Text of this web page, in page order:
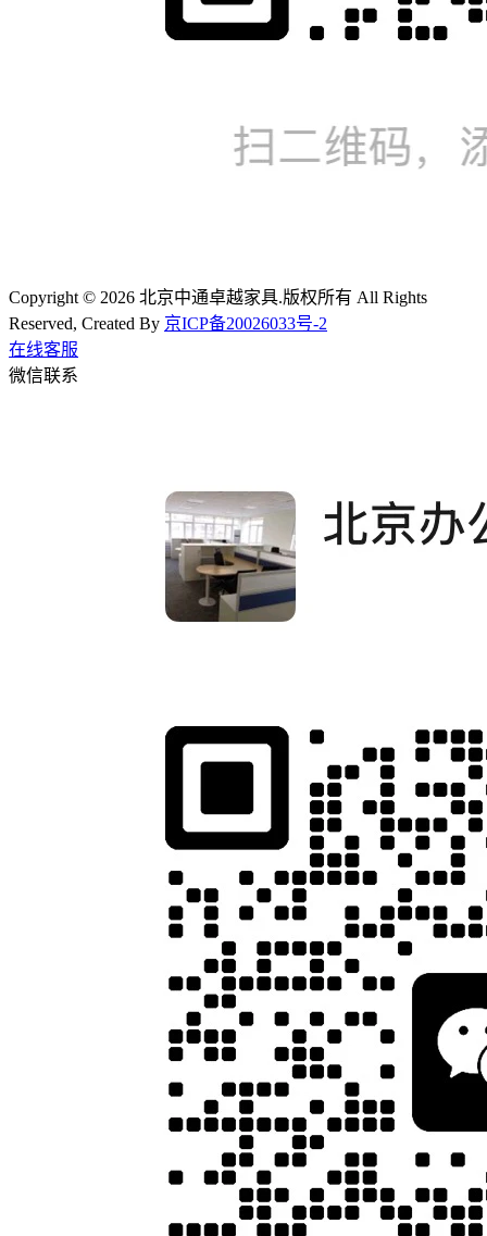
Copyright © 2026 北京中通卓越家具.版权所有 All Rights
Reserved, Created By 京ICP备20026033号-2
在线客服
微信联系